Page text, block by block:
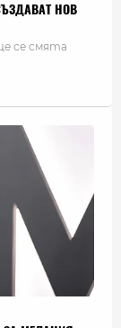
НОВ
се смята